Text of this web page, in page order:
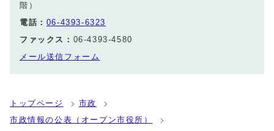
階）
電話： 06-4393-6323
ファックス： 06-4393-4580
メール送信フォーム
トップページ
市政
市政情報の公表（オープン市役所）